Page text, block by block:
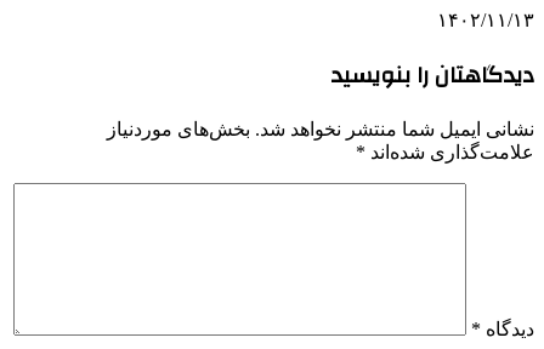
۱۴۰۲/۱۱/۱۳
دیدگاهتان را بنویسید
نشانی ایمیل شما منتشر نخواهد شد. بخش‌های موردنیاز
علامت‌گذاری شده‌اند *
دیدگاه *